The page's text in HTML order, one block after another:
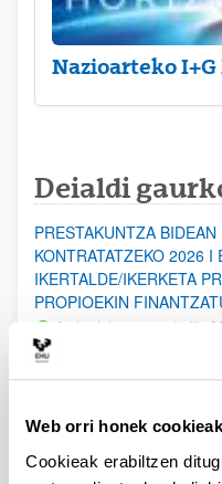
Web orri honek
Cookieak erabiltzen
Nazioarteko
Deialdi
PRESTAKUNTZA
KONTRATATZEKO 2026 I
IKERTALDE/IKERKETA
PROPIOEKIN
Aurkezteko epea zabalik:
erosi eta berritzeko
Izapide irekia